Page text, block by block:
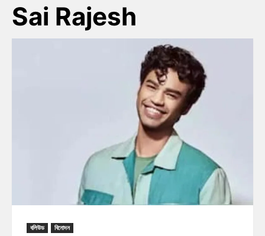
Sai Rajesh
বলিউড বিনোদন